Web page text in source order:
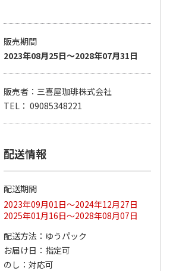
mikiya coffee
『With Flowers』
5.0 （1）
2,210円
(送料・税込)
＜お中元＞プレミア
ムアイスコーヒーギ
販売期間
2023年08月25日～2028年07月31日
販売者：三喜屋珈琲株式会社
TEL： 09085348221
配送情報
配送期間
2023年09月01日～2024年12月27日
2025年01月16日～2028年08月07日
配送方法
ゆうパック
お届け日
指定可
のし
対応可